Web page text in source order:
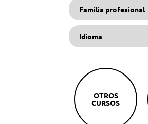
Familia profesional
Idioma
OTROS
CURSOS